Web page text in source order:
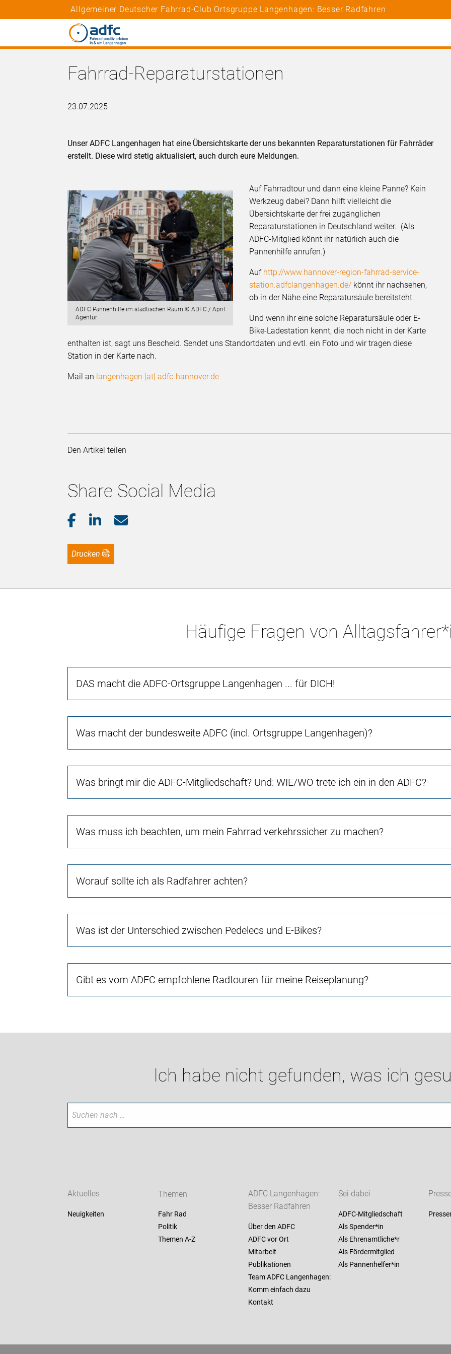
Allgemeiner Deutscher Fahrrad-Club Ortsgruppe Langenhagen: Besser Radfahren
Fahrrad-Reparaturstationen
23.07.2025
Unser ADFC Langenhagen hat eine Übersichtskarte der uns bekannten Reparaturstationen für Fahrräder
erstellt. Diese wird stetig aktualisiert, auch durch eure Meldungen.
ADFC Pannenhilfe im städtischen Raum © ADFC / April
Agentur
Auf Fahrradtour und dann eine kleine Panne? Kein
Werkzeug dabei? Dann hilft vielleicht die
Übersichtskarte der frei zugänglichen
Reparaturstationen in Deutschland weiter. (Als
ADFC-Mitglied könnt ihr natürlich auch die
Pannenhilfe anrufen.)
Auf http://www.hannover-region-fahrrad-service-
station.adfclangenhagen.de/ könnt ihr nachsehen,
ob in der Nähe eine Reparatursäule bereitsteht.
Und wenn ihr eine solche Reparatursäule oder E-
Bike-Ladestation kennt, die noch nicht in der Karte
enthalten ist, sagt uns Bescheid. Sendet uns Standortdaten und evtl. ein Foto und wir tragen diese
Station in der Karte nach.
Mail an langenhagen [at] adfc-hannover.de
Den Artikel teilen
Share Social Media
Drucken
Häufige Fragen von
DAS macht die ADFC-Ortsgruppe Langenhagen ... für DICH!
Was macht der bundesweite ADFC (incl. Ortsgruppe Langenhagen)?
Was bringt mir die ADFC-Mitgliedschaft? Und: WIE/WO trete ich ein in den ADFC?
Was muss ich beachten, um mein Fahrrad verkehrssicher zu machen?
Worauf sollte ich als Radfahrer achten?
Was ist der Unterschied zwischen Pedelecs und E-Bikes?
Gibt es vom ADFC empfohlene Radtouren für meine Reiseplanung?
Ich habe nicht gefunden, was ich
Aktuelles
Neuigkeiten
Themen
Fahr Rad
Politik
Themen A-Z
ADFC Langenhagen:
Besser Radfahren
Über den ADFC
ADFC vor Ort
Mitarbeit
Publikationen
Team ADFC Langenhagen:
Komm einfach dazu
Kontakt
Sei dabei
ADFC-Mitgliedschaft
Als Spender*in
Als Ehrenamtliche*r
Als Fördermitglied
Als Pannenhelfer*in